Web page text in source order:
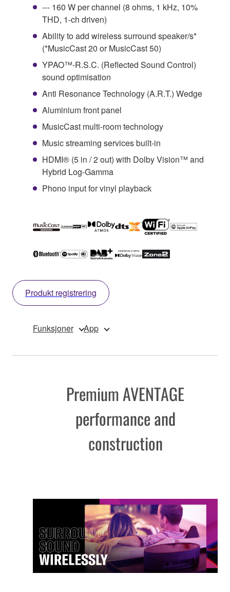
--- 160 W per channel (8 ohms, 1 kHz, 10%
THD, 1-ch driven)
Ability to add wireless surround speaker/s*
(*MusicCast 20 or MusicCast 50)
YPAO™-R.S.C. (Reflected Sound Control)
sound optimisation
Anti Resonance Technology (A.R.T.) Wedge
Aluminium front panel
MusicCast multi-room technology
Music streaming services built-in
HDMI® (5 in / 2 out) with Dolby Vision™ and
Hybrid Log-Gamma
Phono input for vinyl playback
Produkt registrering
Funksjoner App
Premium AVENTAGE
performance and
construction